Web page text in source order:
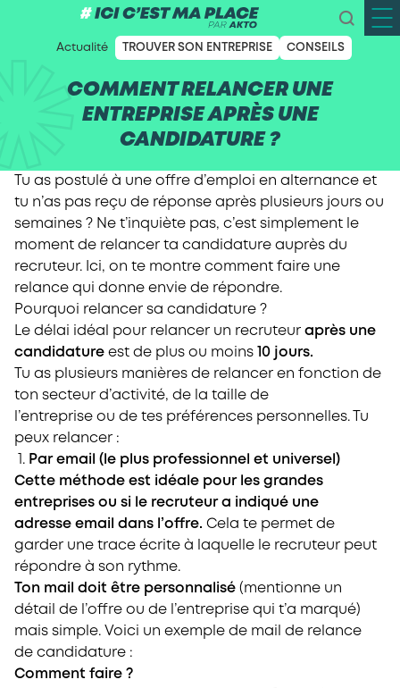
Actualité TROUVER SON ENTREPRISE CONSEILS
COMMENT RELANCER UNE
ENTREPRISE APRÈS UNE
CANDIDATURE ?
Tu as postulé à une offre d’emploi en alternance et
tu n’as pas reçu de réponse après plusieurs jours ou
semaines ? Ne t’inquiète pas, c’est simplement le
moment de relancer ta candidature auprès du
recruteur. Ici, on te montre comment faire une
relance qui donne envie de répondre.
Pourquoi relancer sa candidature ?
Le délai idéal pour relancer un recruteur après une
candidature est de plus ou moins 10 jours.
Tu as plusieurs manières de relancer en fonction de
ton secteur d’activité, de la taille de
l’entreprise ou de tes préférences personnelles. Tu
peux relancer :
1. Par email (le plus professionnel et universel)
Cette méthode est idéale pour les grandes
entreprises ou si le recruteur a indiqué une
adresse email dans l’offre. Cela te permet de
garder une trace écrite à laquelle le recruteur peut
répondre à son rythme.
Ton mail doit être personnalisé (mentionne un
détail de l’offre ou de l’entreprise qui t’a marqué)
mais simple. Voici un exemple de mail de relance
de candidature :
Comment faire ?